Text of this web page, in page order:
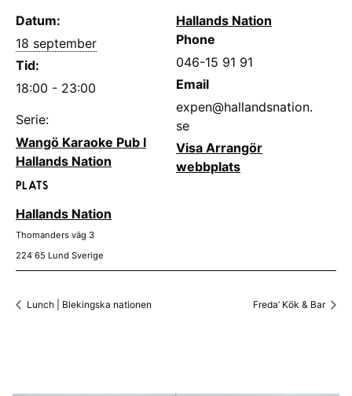
Datum:
18 september
Tid:
18:00 - 23:00
Serie:
Wangö Karaoke Pub I
Hallands Nation
PLATS
Hallands Nation
Thomanders väg 3
224 65 Lund Sverige
Hallands Nation
Phone
046-15 91 91
Email
expen@hallandsnation.
se
Visa Arrangör
webbplats
Lunch | Blekingska nationen Freda’ Kök & Bar